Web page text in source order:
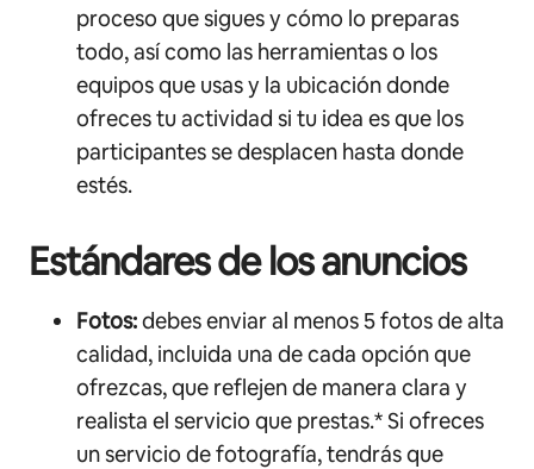
proceso que sigues y cómo lo preparas
todo, así como las herramientas o los
equipos que usas y la ubicación donde
ofreces tu actividad si tu idea es que los
participantes se desplacen hasta donde
estés.
Estándares de los anuncios
Fotos:debes enviar al menos 5 fotos de alta
calidad, incluida una de cada opción que
ofrezcas, que reflejen de manera clara y
realista el servicio que prestas.* Si ofreces
un servicio de fotografía, tendrás que